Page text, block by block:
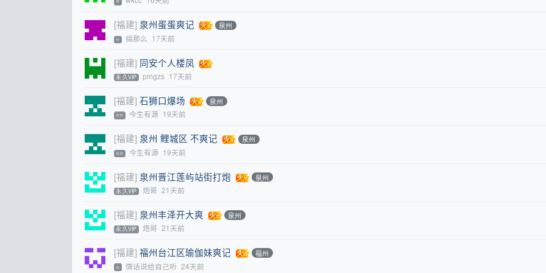
[福建] 泉州蛋蛋爽记 泉州
⭐ 搞那么 17天前
[福建] 同安个人楼凤
永.久VIP pmgzs 17天前
[福建] 石狮口爆场 泉州
⭐⭐ 今生有源 19天前
[福建] 泉州 鲤城区 不爽记 泉州
⭐⭐ 今生有源 19天前
[福建] 泉州晋江莲屿站街打炮 泉州
永.久VIP 炮哥 21天前
[福建] 泉州丰泽开大爽 泉州
永.久VIP 炮哥 21天前
[福建] 福州台江区瑜伽妹爽记 福州
⭐ 情话说给自己听 24天前